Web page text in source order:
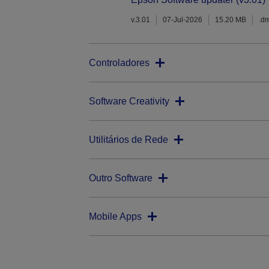
v.3.01 07-Jul-2026 15.20 MB
Controladores
Software Creativity
Utilitários de Rede
Outro Software
Mobile Apps